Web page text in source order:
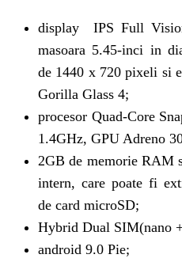
display IPS Full
masoara 5.45-inci in
de 1440 x 720 pixeli si
Gorilla Glass 4;
procesor Quad-Core
1.4GHz, GPU Adreno
2GB de memorie RAM
intern, care poate fi
de card microSD;
Hybrid Dual SIM(nano
android 9.0 Pie;